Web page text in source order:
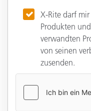
X-Rite darf
Produkten
verwandten
von seinen
zusenden.